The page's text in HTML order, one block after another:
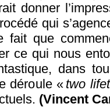
donner
qui
fait que
ce qui nous
dans
déroule « two
(Vincent